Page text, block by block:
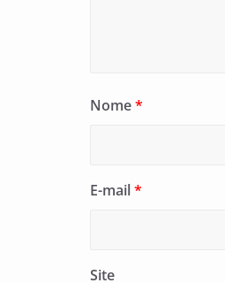
Nome*
E-mail*
Site